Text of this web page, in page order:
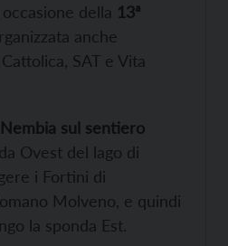
occasione della 13ª
anche
SAT e Vita
sul sentiero
Ovest del lago di
i Fortini di
Molveno, e quindi
la sponda Est.